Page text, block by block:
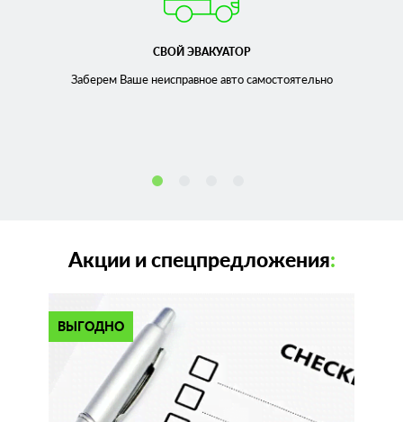
СВОЙ ЭВАКУАТОР
Заберем Ваше неисправноеавто самостоятельно
Акции и спецпредложения:
ВЫГОДНО